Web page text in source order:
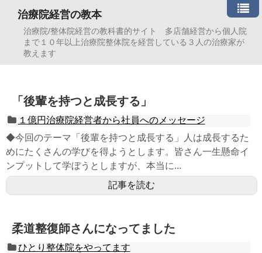
治療院経営の教本
治療院/整体院経営の教科書的サイト 多店舗経営から個人院
まで１０年以上治療院整体院を経営している３人の治療家が
教えます
「後輩を持つと成長する」
１億円治療院経営者から社員へのメッセージ
◆今回のテーマ「後輩を持つと成長する」人は成長するた
めにたくさんの学びを得ようとします。皆さん一生懸命イ
ンプットして学ぼうとしますが、本当に...
記事を読む
柔道整復師さんになってました
ひとり整体院をやってます